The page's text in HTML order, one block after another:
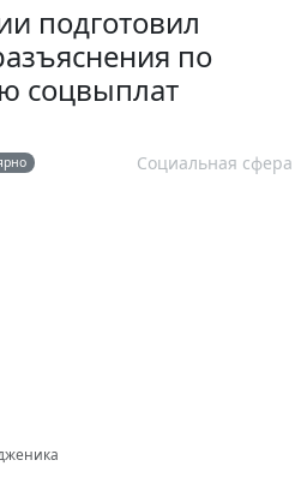
подготовил
по
соцвыплат
Социальная сфера